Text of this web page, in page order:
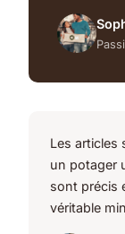
Les articles
un potager
sont précis
véritable